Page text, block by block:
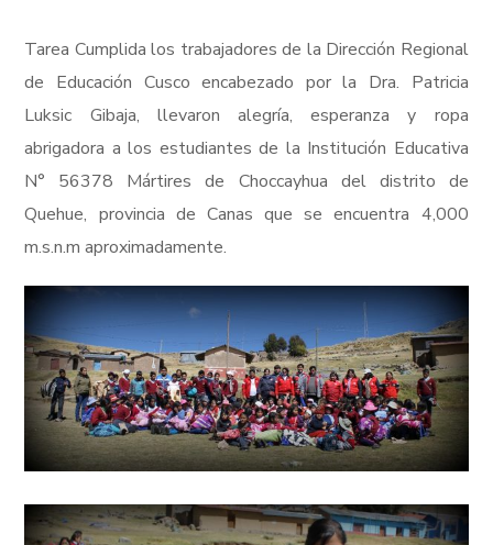
Tarea Cumplida los trabajadores de la Dirección Regional
de Educación Cusco encabezado por la Dra. Patricia
Luksic Gibaja, llevaron alegría, esperanza y ropa
abrigadora a los estudiantes de la Institución Educativa
N° 56378 Mártires de Choccayhua del distrito de
Quehue, provincia de Canas que se encuentra 4,000
m.s.n.m aproximadamente.